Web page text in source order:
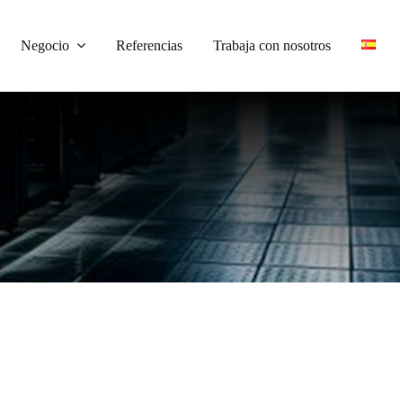
Negocio Referencias Trabaja con nosotros